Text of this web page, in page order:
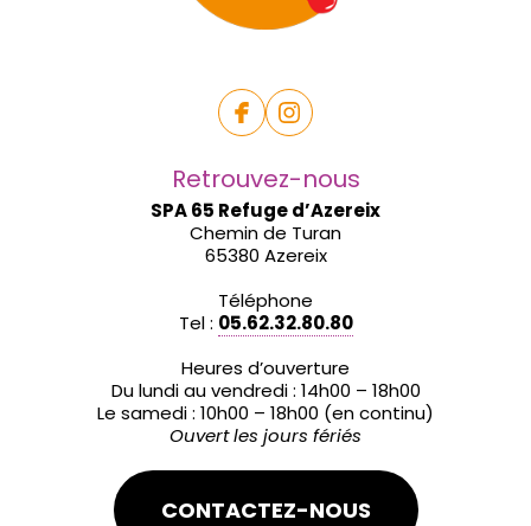
Retrouvez-nous
SPA 65 Refuge d’Azereix
Chemin de Turan
65380 Azereix
Téléphone
Tel : 05.62.32.80.80
Heures d’ouverture
Du lundi au vendredi : 14h00 – 18h00
Le samedi : 10h00 – 18h00 (en continu)
Ouvert les jours fériés
CONTACTEZ-NOUS